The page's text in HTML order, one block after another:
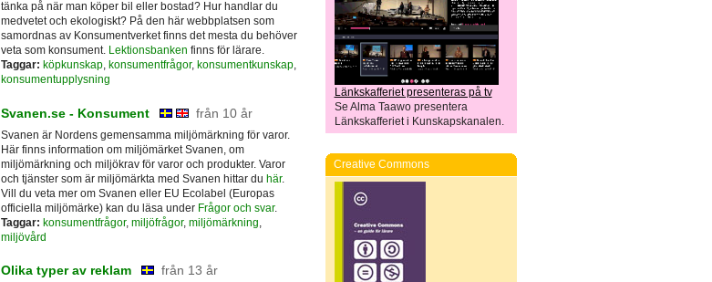
tänka på när man köper bil eller bostad? Hur handlar du
medvetet och ekologiskt? På den här webbplatsen som
samordnas av Konsumentverket finns det mesta du behöver
veta som konsument. Lektionsbanken finns för lärare.
Taggar: köpkunskap, konsumentfrågor, konsumentkunskap,
konsumentupplysning
Svanen.se - Konsument från 10 år
Svanen är Nordens gemensamma miljömärkning för varor.
Här finns information om miljömärket Svanen, om
miljömärkning och miljökrav för varor och produkter. Varor
och tjänster som är miljömärkta med Svanen hittar du här.
Vill du veta mer om Svanen eller EU Ecolabel (Europas
officiella miljömärke) kan du läsa under Frågor och svar.
Taggar: konsumentfrågor, miljöfrågor, miljömärkning,
miljövård
Olika typer av reklam från 13 år
Länkskafferiet presenteras på tv
Se Alma Taawo presentera
Länkskafferiet i Kunskapskanalen.
Creative Commons